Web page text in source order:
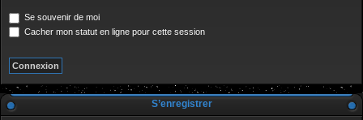
Se souvenir de moi
Cacher mon statut en ligne pour cette session
S’enregistrer